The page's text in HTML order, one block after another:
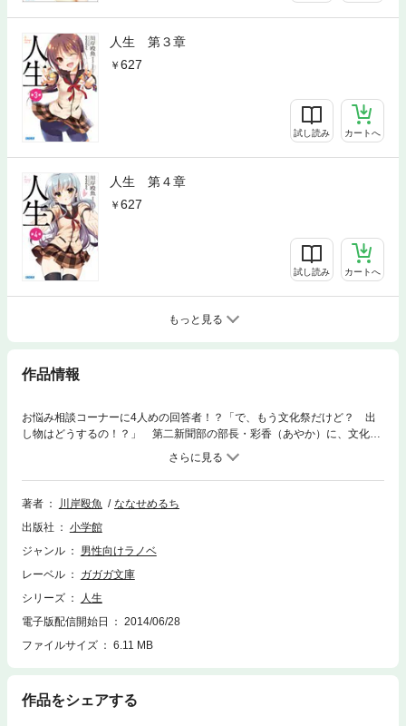
人生 第３章
627
試し読み カートへ
人生 第４章
627
試し読み カートへ
もっと見る
作品情報
お悩み相談コーナーに4人めの回答者！？「で、もう文化祭だけど？ 出
し物はどうするの！？」 第二新聞部の部長・彩香（あやか）に、文化祭
の企画のしょぼさで説教をされてしまった赤松（あかまつ）。季節は秋に
なろうとしていた……。 読者の相談からヒントを得て、文化祭では「リ
アル人生ゲーム」をやることになった第二新聞部。しかしその準備は壮大
にして過酷！ 美術部に協力を頼んだところ、絵美（えみ）という一年生
に興味を持って、4人目の回答者となってしまう。 普段はおとなしい
が、創作衝動には正直な絵美の参加は、どうやら彩香の仕組んだことのよ
のいくみの三人が「お悩み相談コーナー」の回答者に選ばれた理由もあき
らかに！？ 情熱、自虐、嗜好、革命、遊戯のこと……。激☆展開・人生
相談4回目！！※この作品は底本と同じクオリティのカラーイラスト、モノ
クロの挿絵イラストが収録されています。
著者 川岸殴魚
ななせめるち
出版社
小学館
ジャンル
男性向けラノベ
レーベル
ガガガ文庫
シリーズ
人生
電子版配信開始日
2014/06/28
ファイルサイズ
6.11 MB
作品をシェアする